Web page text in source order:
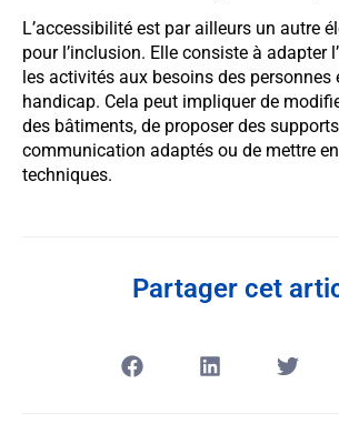
L’accessibilité est par ailleurs un autre
pour l’inclusion. Elle consiste à adapter
les activités aux besoins des personnes
handicap. Cela peut impliquer de
des bâtiments, de proposer des
communication adaptés ou de mettre
techniques.
Partager cet